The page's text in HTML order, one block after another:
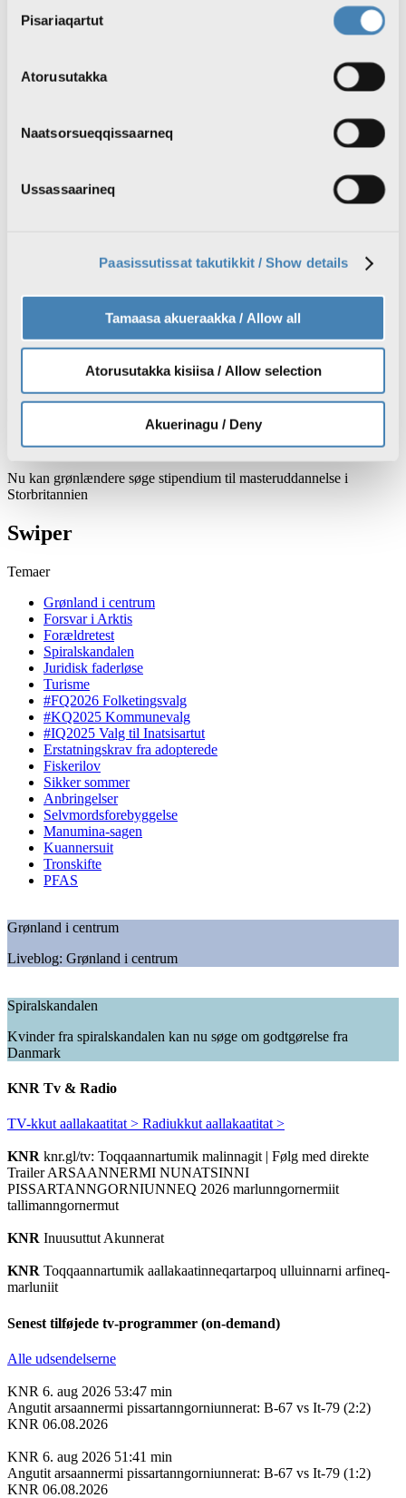
Selection
Pisariaqartut
Atorusutakka
Naatsorsueqqissaarneq
Ussassaarineq
Paasissutissat takutikkit / Show details
Tamaasa akueraakka / Allow all
Atorusutakka kisiisa / Allow selection
Akuerinagu / Deny
Kuffert med større pengebeløb fundet i
Kajakparade i København sætter fokus på grønlandsk
kultur og retten til selvbestemmelse
Ukraine angriber russisk raffinaderi 1300 kilometer fra
Qilakitsormiut-mumier har fået ny udstilling på
Qilakitsormiut-mumier har fået ny udstilling på Uummannaq
Nu kan grønlændere søge stipendium til masteruddannelse i
Storbritannien
Swiper
Temaer
Grønland i centrum
Forsvar i Arktis
Forældretest
Spiralskandalen
Juridisk faderløse
Turisme
#FQ2026 Folketingsvalg
#KQ2025 Kommunevalg
#IQ2025 Valg til Inatsisartut
Erstatningskrav fra adopterede
Fiskerilov
Sikker sommer
Anbringelser
Selvmordsforebyggelse
Manumina-sagen
Kuannersuit
Tronskifte
PFAS
Grønland i centrum
Liveblog: Grønland i centrum
Spiralskandalen
Kvinder fra spiralskandalen kan nu søge om godtgørelse fra
Danmark
KNR Tv & Radio
TV-kkut aallakaatitat > Radiukkut aallakaatitat >
KNR knr.gl/tv: Toqqaannartumik malinnagit | Følg med direkte
Trailer ARSAANNERMI NUNATSINNI
PISSARTANNGORNIUNNEQ 2026 marlunngornermiit
tallimanngornermut
KNR Inuusuttut Akunnerat
KNR Toqqaannartumik aallakaatinneqartarpoq ulluinnarni arfineq-
marluniit
Senest tilføjede tv-programmer (on-demand)
Alle udsendelserne
KNR 6. aug 2026 53:47 min
Angutit arsaannermi pissartanngorniunnerat: B-67 vs It-79 (2:2)
KNR 06.08.2026
KNR 6. aug 2026 51:41 min
Angutit arsaannermi pissartanngorniunnerat: B-67 vs It-79 (1:2)
KNR 06.08.2026